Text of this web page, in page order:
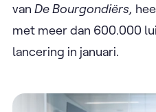
van De Bourgondiërs,
met meer dan 600.000
lancering in januari. ​